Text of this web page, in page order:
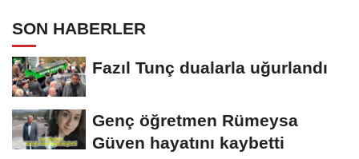
SON HABERLER
Fazıl Tunç dualarla uğurlandı
Genç öğretmen Rümeysa
Güven hayatını kaybetti